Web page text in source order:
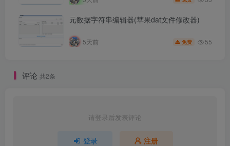
元数据字符串编辑器(苹果dat文件修改器)
5天前 免费 55
评论 共2条
请登录后发表评论
登录 注册